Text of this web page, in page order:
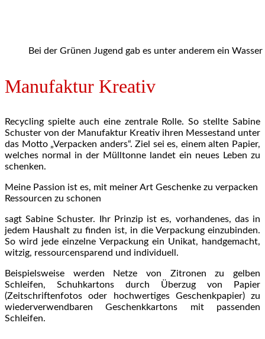
Bei der Grünen Jugend gab es unter anderem ein
Manufaktur Kreativ
Recycling spielte auch eine zentrale Rolle. So stellte Sabine
Schuster von der Manufaktur Kreativ ihren Messestand unter
das Motto „Verpacken anders“. Ziel sei es, einem alten Papier,
welches normal in der Mülltonne landet ein neues Leben zu
schenken.
Meine Passion ist es, mit meiner Art Geschenke zu verpacken
Ressourcen zu schonen
sagt Sabine Schuster. Ihr Prinzip ist es, vorhandenes, das in
jedem Haushalt zu finden ist, in die Verpackung einzubinden.
So wird jede einzelne Verpackung ein Unikat, handgemacht,
witzig, ressourcensparend und individuell.
Beispielsweise werden Netze von Zitronen zu gelben
Schleifen, Schuhkartons durch Überzug von Papier
(Zeitschriftenfotos oder hochwertiges Geschenkpapier) zu
wiederverwendbaren Geschenkkartons mit passenden
Schleifen.